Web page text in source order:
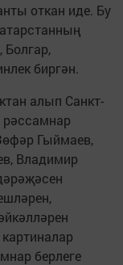
откан иде. Бу
Болгар,
биргән.
алып Санкт-
рәссамнар
Гыймаев,
Владимир
берлеге